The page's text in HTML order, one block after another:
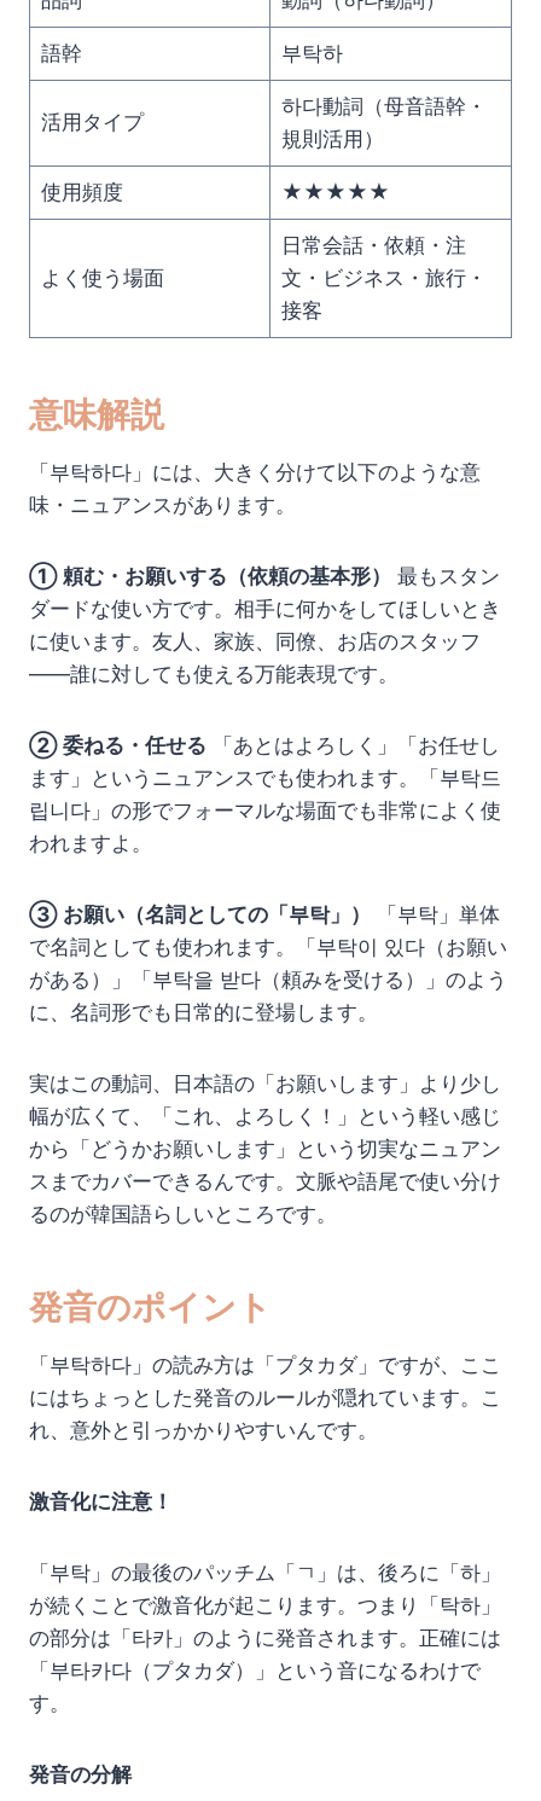
語幹 부탁하
活用タイプ
하다動詞（母音語幹・
規則活用）
使用頻度 ★★★★★
よく使う場面
日常会話・依頼・注
文・ビジネス・旅行・
接客
意味解説
「부탁하다」には、大きく分けて以下のような意
味・ニュアンスがあります。
① 頼む・お願いする（依頼の基本形）
最もスタン
ダードな使い方です。相手に何かをしてほしいとき
に使います。友人、家族、同僚、お店のスタッフ
――誰に対しても使える万能表現です。
② 委ねる・任せる 「あとはよろしく」「お任せし
ます」というニュアンスでも使われます。「부탁드
립니다」の形でフォーマルな場面でも非常によく使
われますよ。
③ お願い（名詞としての「부탁」）
「부탁」単体
で名詞としても使われます。「부탁이 있다（お願い
がある）」「부탁을 받다（頼みを受ける）」のよう
に、名詞形でも日常的に登場します。
実はこの動詞、日本語の「お願いします」より少し
幅が広くて、「これ、よろしく！」という軽い感じ
から「どうかお願いします」という切実なニュアン
スまでカバーできるんです。文脈や語尾で使い分け
るのが韓国語らしいところです。
発音のポイント
「부탁하다」の読み方は「プタカダ」ですが、ここ
にはちょっとした発音のルールが隠れています。こ
れ、意外と引っかかりやすいんです。
激音化に注意！
「부탁」の最後のパッチム「ㄱ」は、後ろに「하」
が続くことで激音化が起こります。つまり「탁하」
の部分は「타카」のように発音されます。正確には
「부타카다（プタカダ）」という音になるわけで
す。
発音の分解